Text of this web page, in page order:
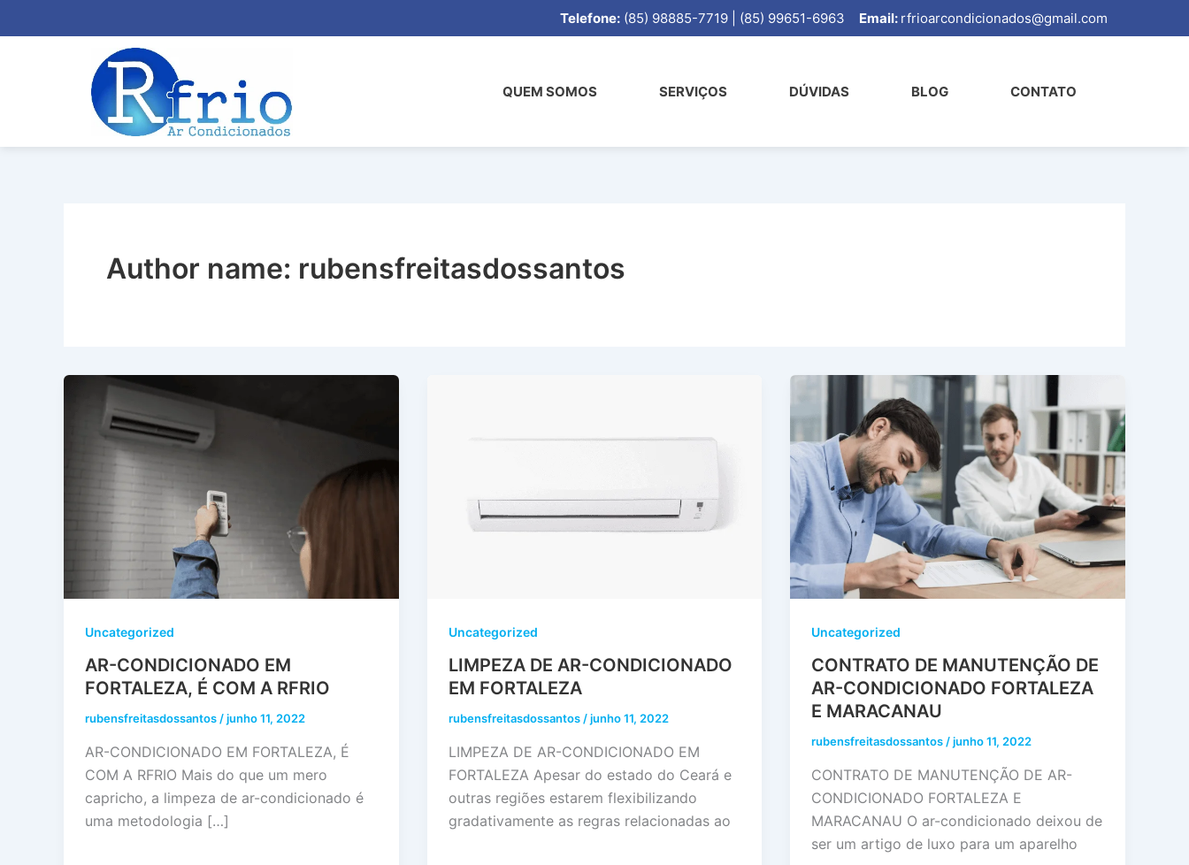
Telefone: (85) 98885-7719 | (85) 99651-6963 Email: rfrioarcondicionados@gmail.com
QUEM SOMOS SERVIÇOS DÚVIDAS BLOG CONTATO
Author name: rubensfreitasdossantos
Uncategorized
AR-CONDICIONADO EM
FORTALEZA, É COM A RFRIO
rubensfreitasdossantos/junho 11, 2022
AR-CONDICIONADO EM FORTALEZA, É
COM A RFRIO Mais do que um mero
capricho, a limpeza de ar-condicionado é
uma metodologia […]
Uncategorized
LIMPEZA DE AR-CONDICIONADO
EM FORTALEZA
rubensfreitasdossantos/junho 11, 2022
LIMPEZA DE AR-CONDICIONADO EM
FORTALEZA Apesar do estado do Ceará e
outras regiões estarem flexibilizando
gradativamente as regras relacionadas ao
Uncategorized
CONTRATO DE MANUTENÇÃO DE
AR-CONDICIONADO FORTALEZA
E MARACANAU
rubensfreitasdossantos/junho 11, 2022
CONTRATO DE MANUTENÇÃO DE AR-
CONDICIONADO FORTALEZA E
MARACANAU O ar-condicionado deixou de
ser um artigo de luxo para um aparelho